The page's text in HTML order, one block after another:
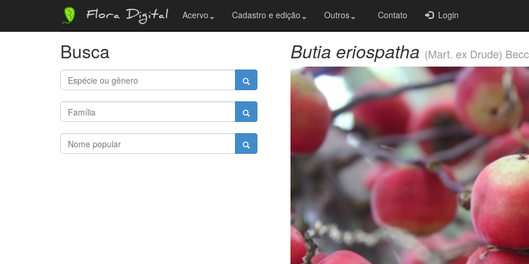
Flora Digital Acervo Cadastro e edição Outros Contato Login
Busca Butia eriospatha (Mart. ex Drude)